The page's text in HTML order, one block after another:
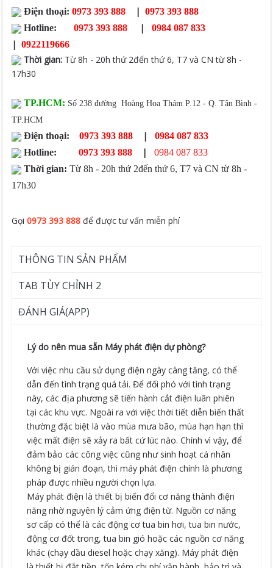
Điện thoại: 0973 393 888 |
0973 393 888
Hotline:
0973 393 888 | 0984 087 833
| 0922119666
Thời gian: Từ 8h - 20h thứ 2đến thứ 6, T7 và CN từ 8h -
17h30
TP.HCM: Số 238 đường Hoàng Hoa Thám P.12 - Q. Tân Bình -
TP.HCM
Điện thoại: 0973 393 888 |
0984 087 833
Hotline:
0973 393 888 |
0984 087 833
Thời gian: Từ 8h - 20h thứ 2đến thứ 6, T7 và CN từ 8h -
17h30
Gọi0973 393 888 để được tư vấn miễn phí
THÔNG TIN SẢN PHẨM
TAB TÙY CHỈNH 2
ĐÁNH GIÁ(APP)
Lý do nên mua sẵn Máy phát điện dự phòng?
Với việc nhu cầu sử dụng điện ngày càng tăng, có thể
dẫn đến tình trạng quá tải. Để đối phó với tình trạng
này, các địa phương sẽ tiến hành cắt điện luân phiên
tại các khu vực. Ngoài ra với việc thời tiết diễn biến thất
thường đặc biệt là vào mùa mưa bão, mùa hạn hạn thì
việc mất điện sẽ xảy ra bất cứ lúc nào. Chính vì vậy, để
đảm bảo các công việc cũng như sinh hoạt cá nhân
không bị gián đoạn, thì máy phát điện chính là phương
pháp được nhiều người chọn lựa.
Máy phát điện là thiết bị biến đổi cơ năng thành điện
năng nhờ nguyên lý cảm ứng điện từ. Nguồn cơ năng
sơ cấp có thể là các động cơ tua bin hơi, tua bin nước,
động cơ đốt trong, tua bin gió hoặc các nguồn cơ năng
khác (chạy dầu diesel hoặc chạy xăng). Máy phát điện